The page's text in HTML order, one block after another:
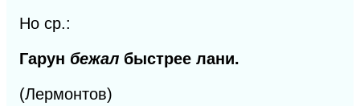
Но ср.:
Гарун бежал быстрее лани.
(Лермонтов)